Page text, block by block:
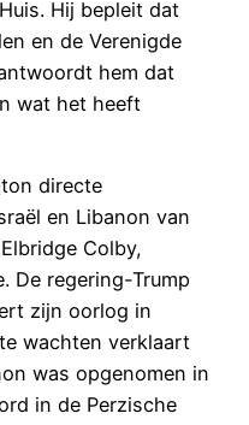
Hij bepleit dat
en de Verenigde
hem dat
wat het heeft
directe
en Libanon van
Colby,
De regering-Trump
zijn oorlog in
wachten verklaart
was opgenomen in
in de Perzische